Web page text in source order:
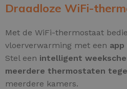
Draadloze WiFi-
Met de WiFi-thermostaat
vloerverwarming met een
Stel een intelligent
meerdere thermostaten
meerdere kamers.